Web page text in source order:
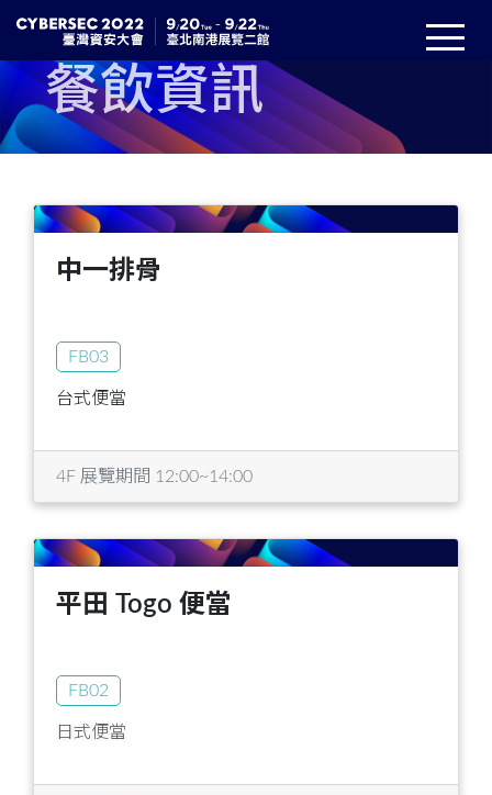
餐飲資訊
中一排骨
FB03
台式便當
4F 展覽期間 12:00~14:00
平田 Togo 便當
FB02
日式便當